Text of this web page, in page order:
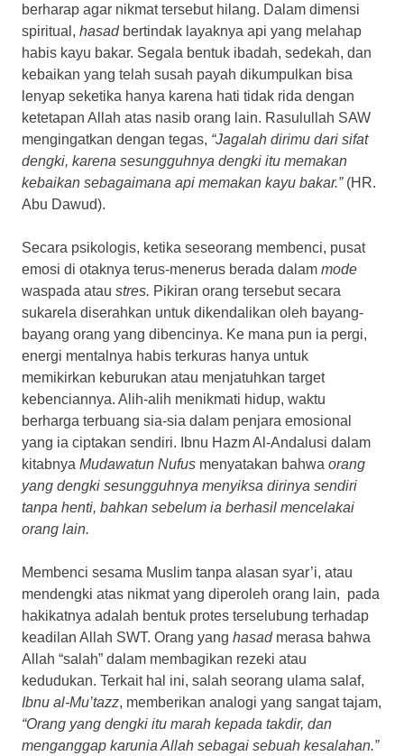
berharap agar nikmat tersebut hilang. Dalam dimensi
spiritual, hasadbertindak layaknya api yang melahap
habis kayu bakar. Segala bentuk ibadah, sedekah, dan
kebaikan yang telah susah payah dikumpulkan bisa
lenyap seketika hanya karena hati tidak rida dengan
ketetapan Allah atas nasib orang lain. Rasulullah SAW
mengingatkan dengan tegas, “Jagalah dirimu dari sifat
dengki, karena sesungguhnya dengki itu memakan
kebaikan sebagaimana api memakan kayu bakar.”(HR.
Abu Dawud).
Secara psikologis, ketika seseorang membenci, pusat
emosi di otaknya terus-menerus berada dalam mode
waspada atau stres. Pikiran orang tersebut secara
sukarela diserahkan untuk dikendalikan oleh bayang-
bayang orang yang dibencinya. Ke mana pun ia pergi,
energi mentalnya habis terkuras hanya untuk
memikirkan keburukan atau menjatuhkan target
kebenciannya. Alih-alih menikmati hidup, waktu
berharga terbuang sia-sia dalam penjara emosional
yang ia ciptakan sendiri. Ibnu Hazm Al-Andalusi dalam
kitabnya Mudawatun Nufus menyatakan bahwa orang
yang dengki sesungguhnya menyiksa dirinya sendiri
tanpa henti, bahkan sebelum ia berhasil mencelakai
orang lain.
Membenci sesama Muslim tanpa alasan syar’i, atau
mendengki atas nikmat yang diperoleh orang lain, pada
hakikatnya adalah bentuk protes terselubung terhadap
keadilan Allah SWT. Orang yang hasadmerasa bahwa
Allah “salah” dalam membagikan rezeki atau
kedudukan. Terkait hal ini, salah seorang ulama salaf,
Ibnu al-Mu’tazz, memberikan analogi yang sangat tajam,
“Orang yang dengki itu marah kepada takdir, dan
menganggap karunia Allah sebagai sebuah kesalahan.”